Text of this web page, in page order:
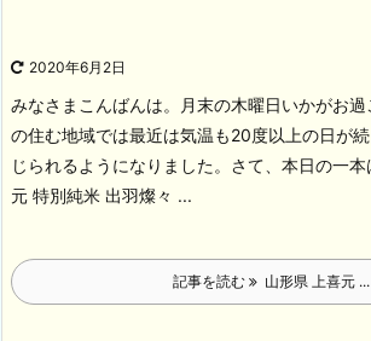
2020年6月2日
みなさまこんばんは。月末の木曜日いかがお
の住む地域では最近は気温も20度以上の日が
じられるようになりました。 さて、本日の一本
元 特別純米 出羽燦々 ...
記事を読む 山形県 上喜元 ...